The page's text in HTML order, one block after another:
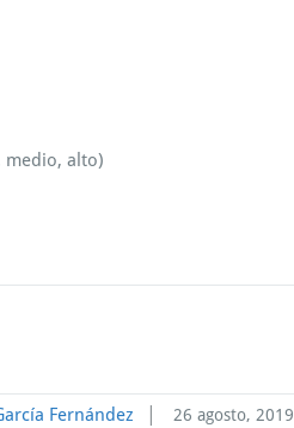
medio, alto)
Fernández 26 agosto, 2019